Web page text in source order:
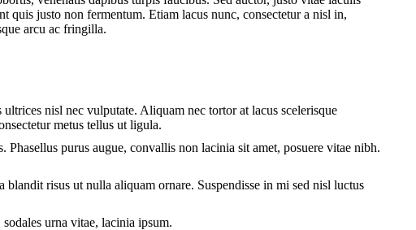
justo non fermentum. Etiam lacus nunc, consectetur a nisl in,
arcu ac fringilla.
nisl nec vulputate. Aliquam nec tortor at lacus scelerisque
metus tellus ut ligula.
purus augue, convallis non lacinia sit amet, posuere vitae nibh.
risus ut nulla aliquam ornare. Suspendisse in mi sed nisl luctus
urna vitae, lacinia ipsum.